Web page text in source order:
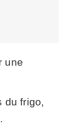
une
du frigo,